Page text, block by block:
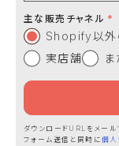
主な販売チャネル
Shopify以外
実店舗
ダウンロードURLをメール
フォーム送信と同時に 個人